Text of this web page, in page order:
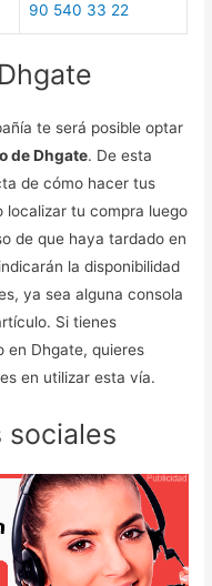
90 540 33 22
te será posible optar
de Dhgate. De esta
de cómo hacer tus
localizar tu compra luego
de que haya tardado en
la disponibilidad
ya sea alguna consola
Si tienes
en Dhgate, quieres
en utilizar esta vía.
sociales